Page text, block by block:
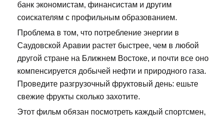
банк экономистам, финансистам и другим
соискателям с профильным образованием.
Проблема в том, что потребление энергии в
Саудовской Аравии растет быстрее, чем в любой
другой стране на Ближнем Востоке, и почти все оно
компенсируется добычей нефти и природного газа.
Проведите разгрузочный фруктовый день: ешьте
свежие фрукты сколько захотите.
Этот фильм обязан посмотреть каждый спортсмен,